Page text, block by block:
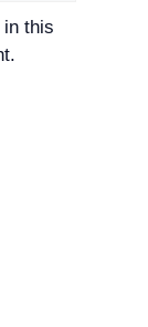
in this